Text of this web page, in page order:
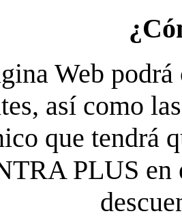
Web
así como
que tendrá
PLUS en